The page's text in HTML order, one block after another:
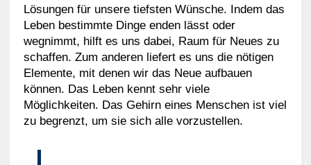
Lösungen für unsere tiefsten Wünsche. Indem das
Leben bestimmte Dinge enden lässt oder
wegnimmt, hilft es uns dabei, Raum für Neues zu
schaffen. Zum anderen liefert es uns die nötigen
Elemente, mit denen wir das Neue aufbauen
können. Das Leben kennt sehr viele
Möglichkeiten. Das Gehirn eines Menschen ist viel
zu begrenzt, um sie sich alle vorzustellen.